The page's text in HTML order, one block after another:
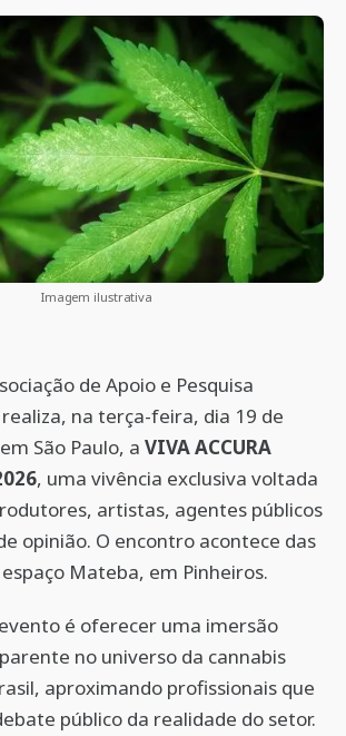
Imagem ilustrativa
de Apoio e Pesquisa
na terça-feira, dia 19 de
São Paulo, a VIVA ACCURA
, uma vivência exclusiva voltada
artistas, agentes públicos
opinião. O encontro acontece das
Mateba, em Pinheiros.
é oferecer uma imersão
no universo da cannabis
aproximando profissionais que
público da realidade do setor.